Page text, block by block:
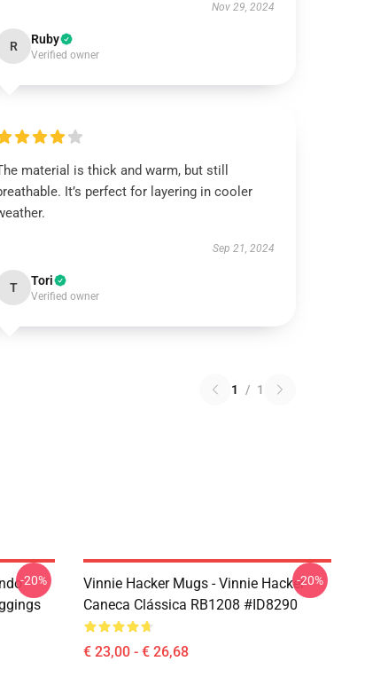
Nov 29, 2024
R Ruby
Verified owner
material is thick and warm, but still
It’s perfect for layering in cooler
Sep 21, 2024
T Tori
Verified owner
1 / 1
-20%
Vinnie Hacker Mugs - Vinnie Hacker
Caneca Clássica RB1208 #ID8290
€ 23,00 - € 26,68
-20%